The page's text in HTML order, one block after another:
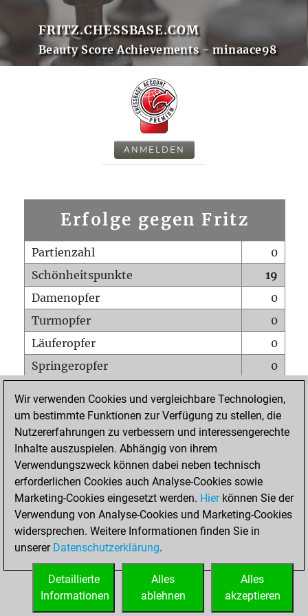
FRITZ.CHESSBASE.COM
Beauty Score Achievements - minaace98
ANMELDEN
Erfolge gegen Fritz
Partienzahl
0
Schönheitspunkte
19
Damenopfer
0
Turmopfer
0
Läuferopfer
0
Springeropfer
0
Matt auf vollem Brett
0
Bauer setzt Matt
0
Erstickte Matts
Unterverwandlungen
Türme auf der siebten
0
STARTSEITE
Wir verwenden Cookies und vergleichbare Technologien,
um bestimmte Funktionen zur Verfügung zu stellen, die
Nutzererfahrungen zu verbessern und interessengerechte
Inhalte auszuspielen. Abhängig von ihrem
Verwendungszweck können dabei neben technisch
erforderlichen Cookies auch Analyse-Cookies sowie
Marketing-Cookies eingesetzt werden. Hierkönnen Sie der
Verwendung von Analyse-Cookies und Marketing-Cookies
widersprechen. Weitere Informationen finden Sie in
unserer Datenschutzerklärung.
Alles
akzeptieren
Alles
ablehnen
Detaillierte
Informationen